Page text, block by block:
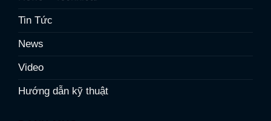
Tin Tức
News
Video
Hướng dẫn kỹ thuật